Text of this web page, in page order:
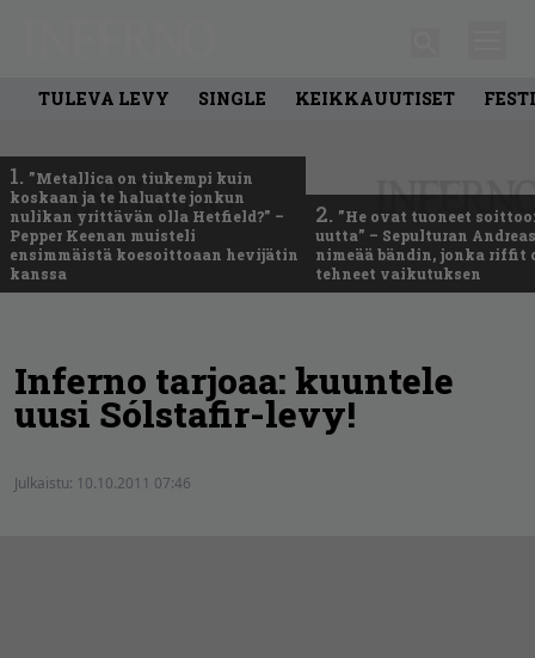
TULEVA LEVY SINGLE KEIKKAUUTISET
1. ”Metallica on tiukempi kuin
koskaan ja te haluatte jonkun
nulikan yrittävän olla Hetfield?” –
Pepper Keenan muisteli
ensimmäistä koesoittoaan hevijätin
kanssa
2. ”He ovat tuoneet
uutta” – Sepulturan
nimeää bändin, jonka riffit
tehneet vaikutuksen
Inferno tarjoaa: kuuntele
uusi Sólstafir-levy!
Julkaistu: 10.10.2011 07:46